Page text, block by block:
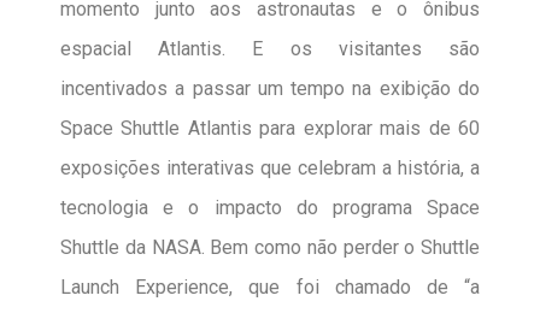
momento junto aos astronautas e o ônibus
espacial Atlantis. E os visitantes são
incentivados a passar um tempo na exibição do
Space Shuttle Atlantis para explorar mais de 60
exposições interativas que celebram a história, a
tecnologia e o impacto do programa Space
Shuttle da NASA. Bem como não perder o Shuttle
Launch Experience, que foi chamado de “a